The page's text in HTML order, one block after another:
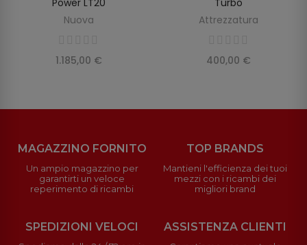
Nuova
1.185,00 €
Attrezzatura
400,00 €
MAGAZZINO FORNITO
Un ampio magazzino per
garantirti un veloce
reperimento di ricambi
TOP BRANDS
Mantieni l'efficienza dei tuoi
mezzi con i ricambi dei
migliori brand
SPEDIZIONI VELOCI ASSISTENZA CLIENTI